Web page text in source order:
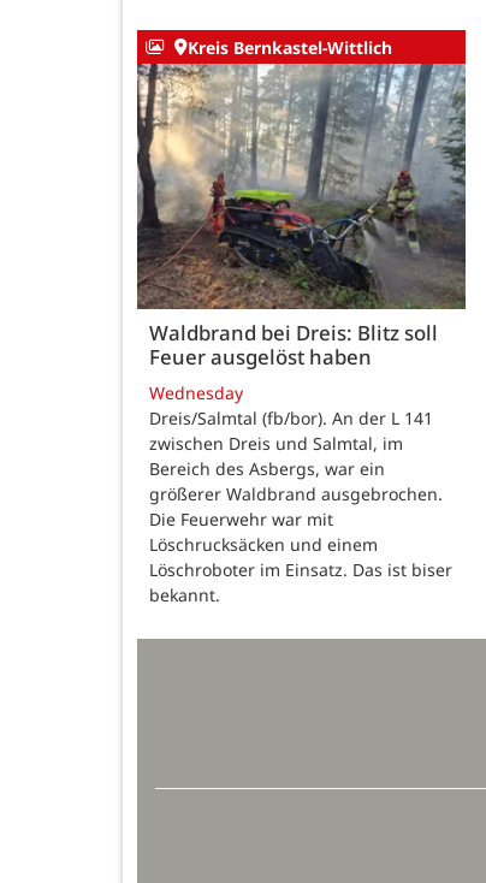
Kreis Bernkastel-Wittlich
Waldbrand bei Dreis: Blitz soll
Feuer ausgelöst haben
Wednesday
Dreis/Salmtal (fb/bor). An der L 141
zwischen Dreis und Salmtal, im
Bereich des Asbergs, war ein
größerer Waldbrand ausgebrochen.
Die Feuerwehr war mit
Löschrucksäcken und einem
Löschroboter im Einsatz. Das ist biser
bekannt.